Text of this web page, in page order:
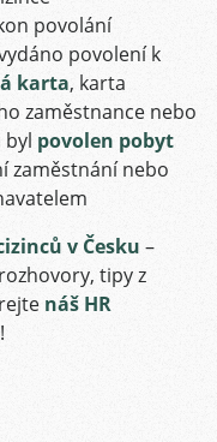
povolání
povolení k
karta, karta
zaměstnance nebo
byl povolen pobyt
zaměstnání nebo
v Česku –
tipy z
náš HR